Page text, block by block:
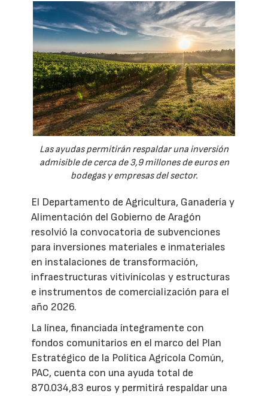
Las ayudas permitirán respaldar una inversión
admisible de cerca de 3,9 millones de euros en
bodegas y empresas del sector.
El Departamento de Agricultura, Ganadería y
Alimentación del Gobierno de Aragón
resolvió la convocatoria de subvenciones
para inversiones materiales e inmateriales
en instalaciones de transformación,
infraestructuras vitivinícolas y estructuras
e instrumentos de comercialización para el
año 2026.
La línea, financiada íntegramente con
fondos comunitarios en el marco del Plan
Estratégico de la Política Agrícola Común,
PAC, cuenta con una ayuda total de
870.034,83 euros y permitirá respaldar una